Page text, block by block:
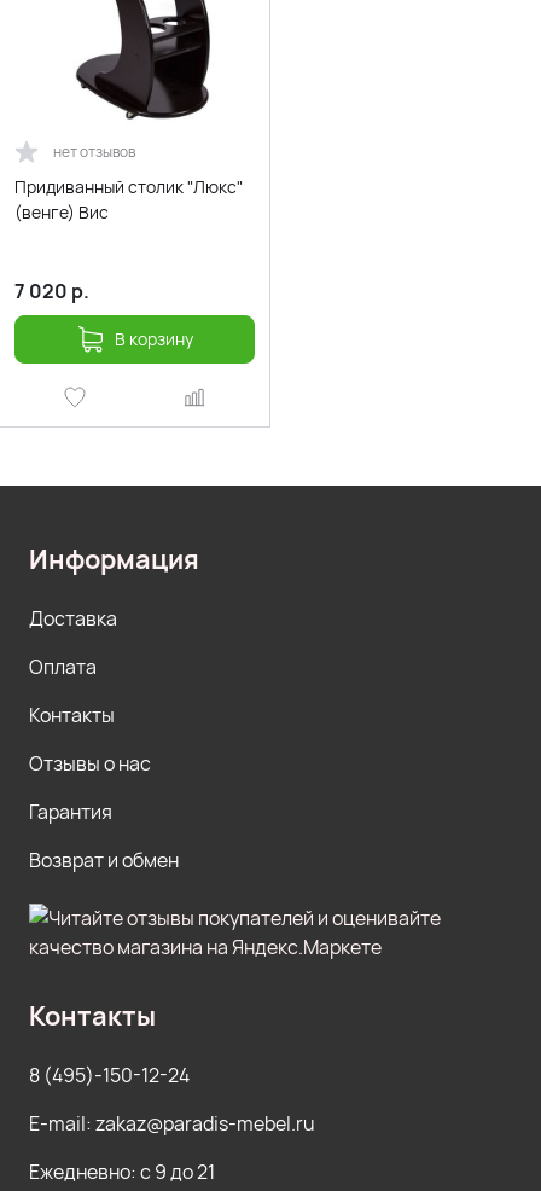
нет отзывов
Придиванный столик "Люкс"
(венге) Вис
7 020 р.
В корзину
Информация
Доставка
Оплата
Контакты
Отзывы о нас
Гарантия
Возврат и обмен
Контакты
8 (495)-150-12-24
E-mail: zakaz@paradis-mebel.ru
Ежедневно: с 9 до 21